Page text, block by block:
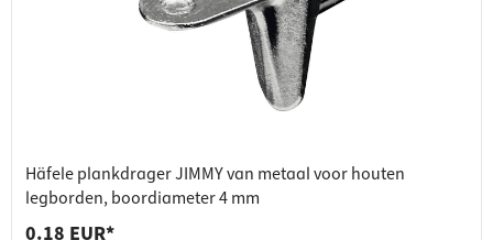
Häfele plankdrager JIMMY van metaal voor houten
legborden, boordiameter 4 mm
0.18 EUR*